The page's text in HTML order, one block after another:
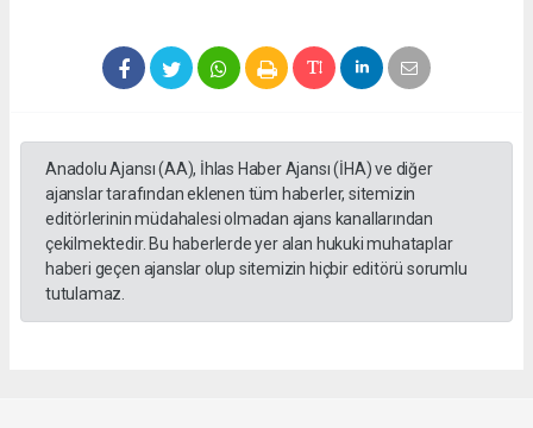
Anadolu Ajansı (AA), İhlas Haber Ajansı (İHA) ve diğer
ajanslar tarafından eklenen tüm haberler, sitemizin
editörlerinin müdahalesi olmadan ajans kanallarından
çekilmektedir. Bu haberlerde yer alan hukuki muhataplar
haberi geçen ajanslar olup sitemizin hiçbir editörü sorumlu
tutulamaz.